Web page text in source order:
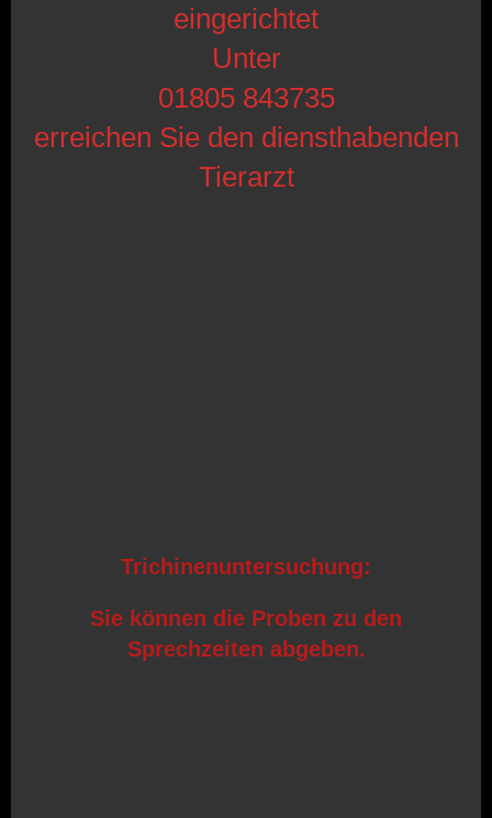
eingerichtet
Unter
01805 843735
erreichen Sie den diensthabenden
Tierarzt
Trichinenuntersuchung:
Sie können die Proben zu den
Sprechzeiten abgeben.